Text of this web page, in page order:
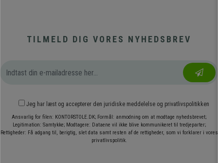
TILMELD DIG VORES NYHEDSBREV
Jeg har læst og accepterer den juridiske meddelelse og privatlivspolitikken
Ansvarlig for filen: KONTORSTOLE.DK; Formål: anmodning om at modtage nyhedsbrevet;
Legitimation: Samtykke; Modtagere: Dataene vil ikke blive kommunikeret til tredjeparter;
Rettigheder: Få adgang til, berigtig, slet data samt resten af de rettigheder, som vi forklarer i vores
privatlivspolitik.